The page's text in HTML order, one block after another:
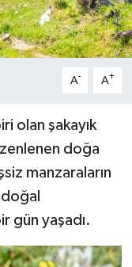
A- A+
olan şakayık
doğa
manzaraların
doğal
gün yaşadı.